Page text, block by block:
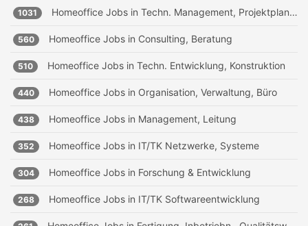
1031 Homeoffice Jobs in Techn. Management, Projektplanung
560 Homeoffice Jobs in Consulting, Beratung
510 Homeoffice Jobs in Techn. Entwicklung, Konstruktion
440 Homeoffice Jobs in Organisation, Verwaltung, Büro
438 Homeoffice Jobs in Management, Leitung
352 Homeoffice Jobs in IT/TK Netzwerke, Systeme
304 Homeoffice Jobs in Forschung & Entwicklung
268 Homeoffice Jobs in IT/TK Softwareentwicklung